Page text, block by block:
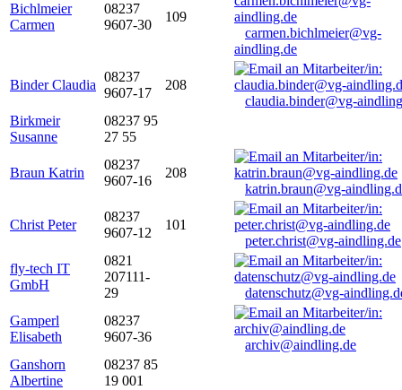
Bichlmeier
Carmen
08237
9607-30
109
carmen.bichlmeier@vg-
aindling.de
Binder Claudia
08237
9607-17
208
claudia.binder@vg-
Birkmeir
Susanne
08237 95
27 55
Braun Katrin
08237
9607-16
208
katrin.braun@vg-
Christ Peter
08237
9607-12
101
peter.christ@vg-aindling.de
fly-tech IT
GmbH
0821
207111-
29
datenschutz@vg-
Gamperl
Elisabeth
08237
9607-36
archiv@aindling.de
Ganshorn
Albertine
08237 85
19 001